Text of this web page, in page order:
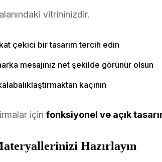
vitrininizdir.
çekici bir tasarım tercih edin
mesajınız net şekilde görünür olsun
kaçının
için fonksiyonel ve açık
Hazırlayın